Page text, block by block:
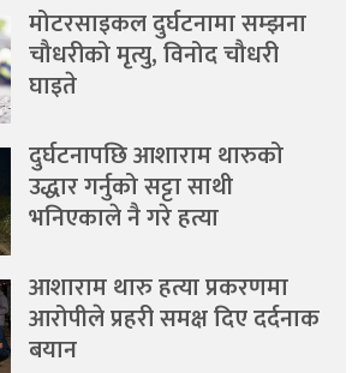
मोटरसाइकल दुर्घटनामा सम्झना
चौधरीको मृत्यु, विनोद चौधरी
घाइते
दुर्घटनापछि आशाराम थारुको
उद्धार गर्नुको सट्टा साथी
भनिएकाले नै गरे हत्या
आशाराम थारु हत्या प्रकरणमा
आरोपीले प्रहरी समक्ष दिए दर्दनाक
बयान